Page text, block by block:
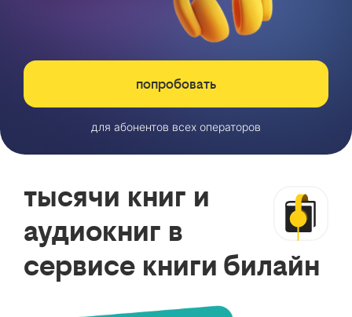
попробовать
для абонентов всех операторов
тысячи книг и
аудиокниг в
сервисе книги билайн